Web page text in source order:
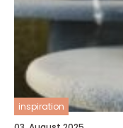
inspiration